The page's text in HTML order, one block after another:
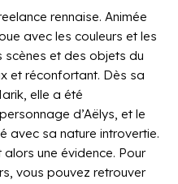
rennaise. Animée
avec les couleurs et les
scènes et des objets du
et réconfortant. Dès sa
elle a été
d’Aëlys, et le
avec sa nature introvertie.
une évidence. Pour
vous pouvez retrouver